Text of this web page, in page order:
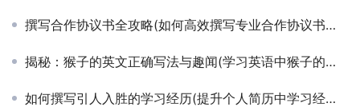
撰写合作协议书全攻略(如何高效撰写专业合作协议书范本)
揭秘：猴子的英文正确写法与趣闻(学习英语中猴子的正确拼写及其文化象征)
如何撰写引人入胜的学习经历(提升个人简历中学习经历吸引力的技巧与示例)